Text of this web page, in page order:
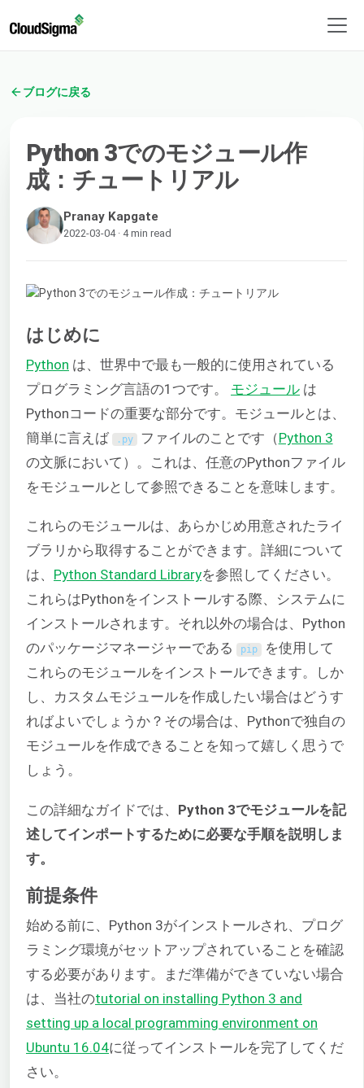
ブログに戻る
Python 3でのモジュール作
成：チュートリアル
Pranay Kapgate
2022-03-04 · 4 min read
はじめに
Python は、世界中で最も一般的に使用されている
プログラミング言語の1つです。 モジュール は
Pythonコードの重要な部分です。モジュールとは、
簡単に言えば
. py ファイルのことです（Python 3
の文脈において）。これは、任意のPythonファイル
をモジュールとして参照できることを意味します。
これらのモジュールは、あらかじめ用意されたライ
ブラリから取得することができます。詳細について
は、 Python Standard Libraryを参照してください。
これらはPythonをインストールする際、システムに
インストールされます。それ以外の場合は、Python
のパッケージマネージャーである
pip を使用して
これらのモジュールをインストールできます。しか
し、カスタムモジュールを作成したい場合はどうす
ればよいでしょうか？その場合は、Pythonで独自の
モジュールを作成できることを知って嬉しく思うで
しょう。
この詳細なガイドでは、 Python 3でモジュールを記
述してインポートするために必要な手順を説明しま
す。
前提条件
始める前に、Python 3がインストールされ、プログ
ラミング環境がセットアップされていることを確認
する必要があります。まだ準備ができていない場合
は、当社のtutorial on installing Python 3 and
setting up a local programming environment on
Ubuntu 16.04に従ってインストールを完了してくだ
さい。